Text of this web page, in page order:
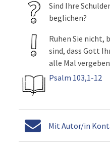
Sind Ihre
beglichen?
Ruhen Sie nicht,
sind, dass Gott
alle Mal
Psalm 103,1-12
Mit Autor/in